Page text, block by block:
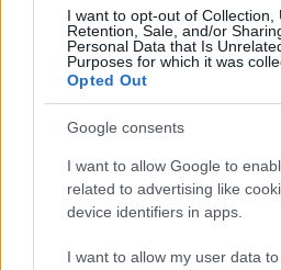
I want to opt-out of Collection,
Retention, Sale, and/or
Personal Data that Is
Purposes for which it was
Opted Out
Google consents
I want to allow Google to
related to advertising like
device identifiers in apps.
I want to allow my user data
mindenhol, például a
százalékán…